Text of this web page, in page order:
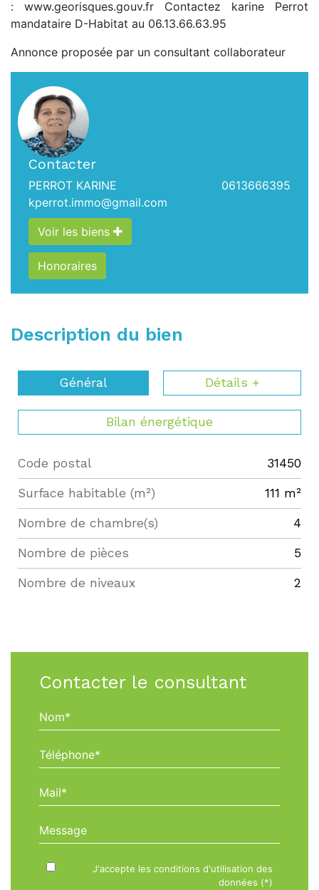
: www.georisques.gouv.fr Contactez karine Perrot
mandataire D-Habitat au 06.13.66.63.95
Annonce proposée par un consultant collaborateur
Contacter
PERROT KARINE
0613666395
kperrot.immo@gmail.com
Voir les biens
Honoraires
Description du bien
Général Détails +
Bilan énergétique
Label Value
Code postal 31450
Surface habitable (m²) 111 m²
Nombre de chambre(s) 4
Nombre de pièces 5
Nombre de niveaux 2
Contacter le consultant
Nom*
Téléphone*
Mail*
Message
J'accepte les conditions d'utilisation des
données (*)